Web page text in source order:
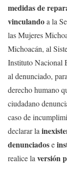
medidas de
vinculandoa la
las Mujeres
Michoacán, al
Instituto Nacional
al denunciado,
derecho humano
ciudadano
caso de
declarar la
denunciadose
realice la versión